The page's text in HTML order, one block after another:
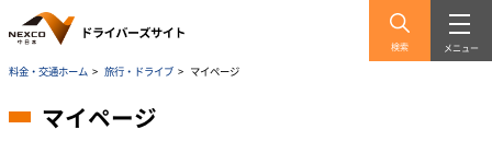
検索 メニュー
料金・交通ホーム > 旅行・ドライブ > マイページ
マイページ